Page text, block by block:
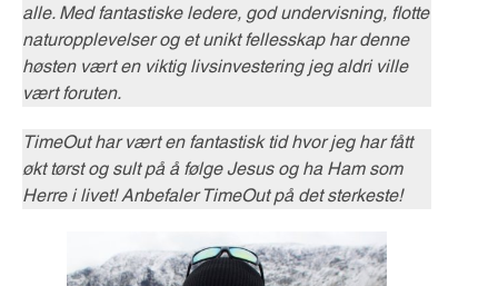
alle. Med fantastiske ledere, god undervisning, flotte
naturopplevelser og et unikt fellesskap har denne
høsten vært en viktig livsinvestering jeg aldri ville
vært foruten.
TimeOut har vært en fantastisk tid hvor jeg har fått
økt tørst og sult på å følge Jesus og ha Ham som
Herre i livet! Anbefaler TimeOut på det sterkeste!